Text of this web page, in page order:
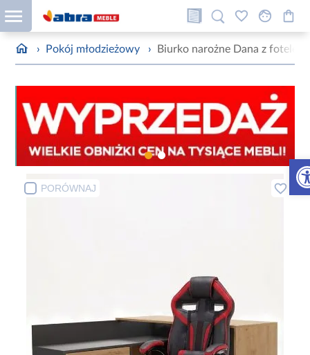
› Pokój młodzieżowy › Biurko narożne Dana z
PORÓWNAJ